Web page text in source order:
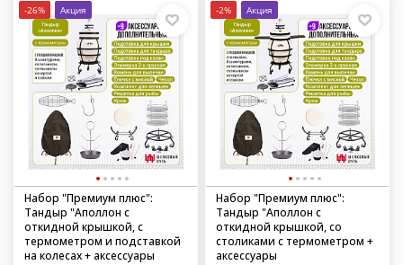
-26% Акция
Набор "Премиум плюс":
Тандыр "Аполлон с
откидной крышкой, с
термометром и подставкой
на колесах + аксессуары
-2% Акция
Набор "Премиум плюс":
Тандыр "Аполлон с
откидной крышкой, со
столиками с термометром +
аксессуары